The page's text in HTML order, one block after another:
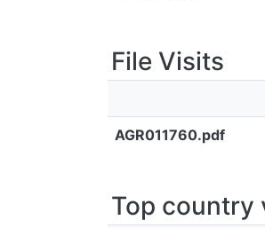
File Visits
AGR011760.pdf
Top country